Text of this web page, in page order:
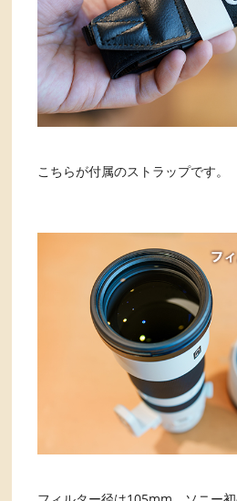
こちらが付属のストラップです。